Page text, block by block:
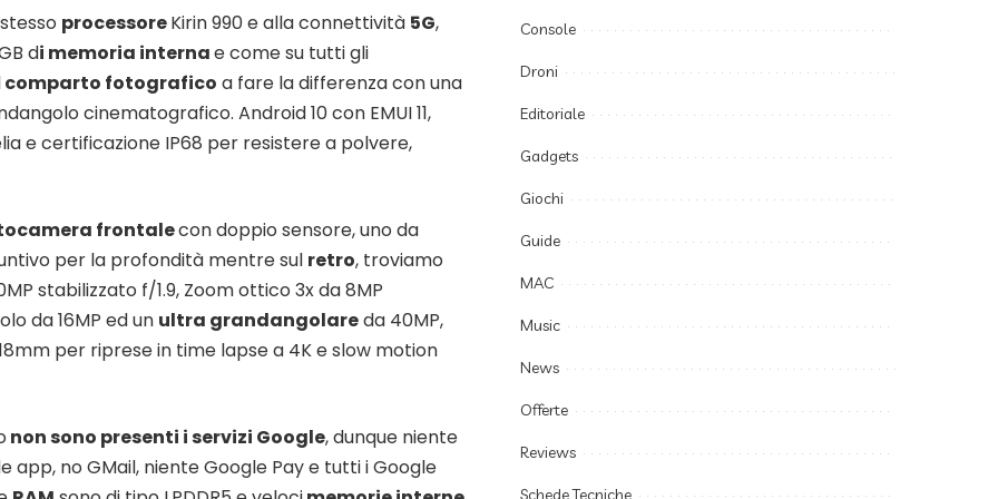
processoreKirin 990 e alla connettività 5G,
di memoria internae come su tutti gli
comparto fotografico a fare la differenza con una
cinematografico. Android 10 con EMUI 11,
e certificazione IP68 per resistere a polvere,
frontalecon doppio sensore, uno da
per la profondità mentre sul retro, troviamo
stabilizzato f/1.9, Zoom ottico 3x da 8MP
da 16MP ed un ultra grandangolareda 40MP,
per riprese in time lapse a 4K e slow motion
non sono presenti i servizi Google, dunque niente
app, no GMail, niente Google Pay e tutti i Google
Console
Droni
Editoriale
Gadgets
Giochi
Guide
MAC
Music
News
Offerte
Reviews
Schede Tecniche